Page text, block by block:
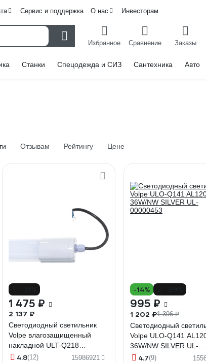
Сервис и поддержка О нас Инвесторам
Избранное Сравнение Заказы
Станки Спецодежда и СИЗ Сантехника Авто
Отзывам Рейтингу Цене
1 475 ₽
2 137 ₽
Светодиодный светильник
Volpe влагозащищенный
накладной ULT-Q218
45W/NW IP65 WHITE UL-
4.8(12) 15986921
-14%
995 ₽
1 202 ₽1 396 ₽
Светодиодный
Volpe ULO-Q141
36W/NW SILVER UL-
00000453
4.7(9)